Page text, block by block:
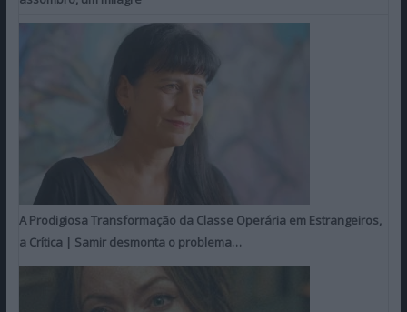
A Prodigiosa Transformação da Classe Operária em Estrangeiros,
a Crítica | Samir desmonta o problema…